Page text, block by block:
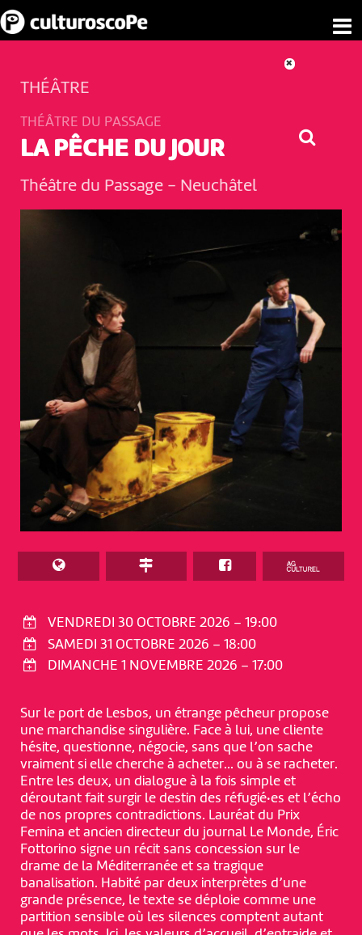
VENDREDI 30 OCTOBRE 2026 – 19:00
SAMEDI 31 OCTOBRE 2026 – 18:00
DIMANCHE 1 NOVEMBRE 2026 – 17:00
THÉÂTRE
THÉÂTRE DU PASSAGE
LA PÊCHE DU JOUR
Théâtre du Passage - Neuchâtel
Sur le port de Lesbos, un étrange pêcheur propose
une marchandise singulière. Face à lui, une cliente
hésite, questionne, négocie, sans que l’on sache
vraiment si elle cherche à acheter... ou à se racheter.
Entre les deux, un dialogue à la fois simple et
déroutant fait surgir le destin des réfugié·es et l’écho
de nos propres contradictions. Lauréat du Prix
Femina et ancien directeur du journal Le Monde, Éric
Fottorino signe un récit sans concession sur le
drame de la Méditerranée et sa tragique
banalisation. Habité par deux interprètes d’une
grande présence, le texte se déploie comme une
partition sensible où les silences comptent autant